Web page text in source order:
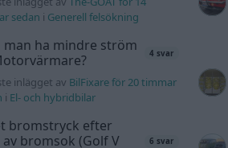
sedan i Generell felsökning
man ha mindre ström
4 svar
inlägget av BilFixare för 20 timmar
i El- och hybridbilar
bromstryck efter
bromsok (Golf V
6 svar